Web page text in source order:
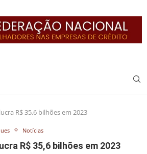
R$ 35,6 bilhões em 2023
Notícias
R$ 35,6 bilhões em 2023